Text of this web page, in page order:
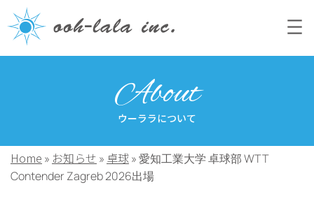
About
ウーララについて
Home » お知らせ » 卓球»愛知工業大学 卓球部 WTT
Contender Zagreb 2026出場